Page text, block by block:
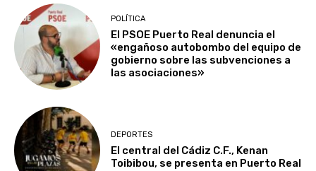
POLÍTICA
El PSOE Puerto Real denuncia el
«engañoso autobombo del equipo de
gobierno sobre las subvenciones a
las asociaciones»
DEPORTES
El central del Cádiz C.F., Kenan
Toibibou, se presenta en Puerto Real